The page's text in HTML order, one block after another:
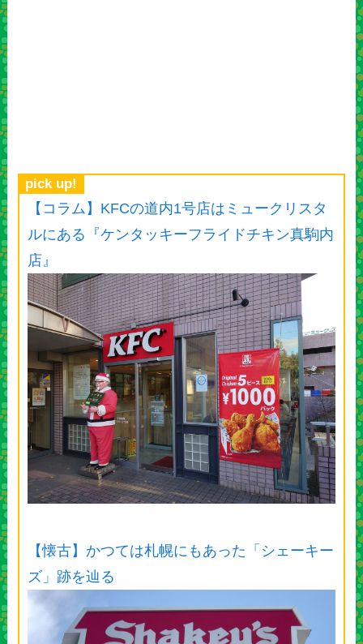
pick up!
【コラム】KFCの道内1号店はミュークリスタ
ルにある『ケンタッキーフライドチキン真駒内
店』
【懐古】かつては札幌にもあった「シェーキー
ズ」跡を辿る